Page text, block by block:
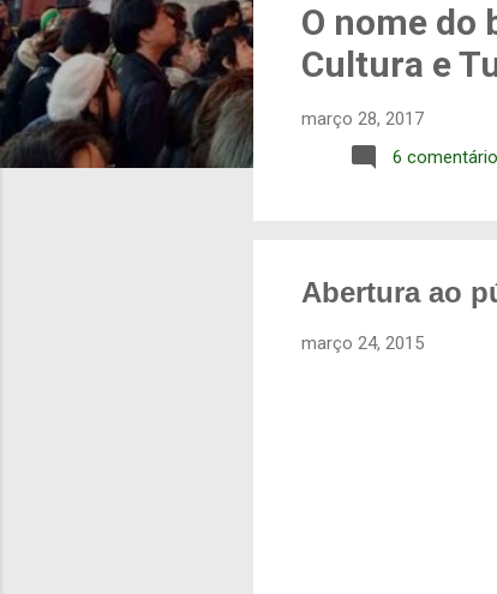
O nome do
Cultura e
março 28, 2017
6
Abertura ao
março 24, 2015